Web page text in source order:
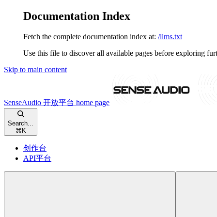
Documentation Index
Fetch the complete documentation index at: /llms.txt
Use this file to discover all available pages before exploring
Skip to main content
SenseAudio 开放平台 home page
Search...
⌘ K
创作台
API平台